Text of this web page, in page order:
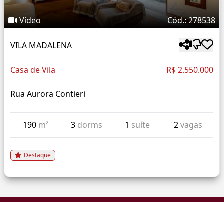
Vídeo Cód.: 278538
VILA MADALENA
Casa de Vila R$ 2.550.000
Rua Aurora Contieri
190 m² 3 dorms 1 suíte 2vagas
Destaque